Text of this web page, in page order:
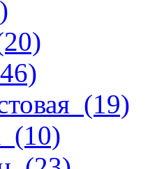
(19)
(10)